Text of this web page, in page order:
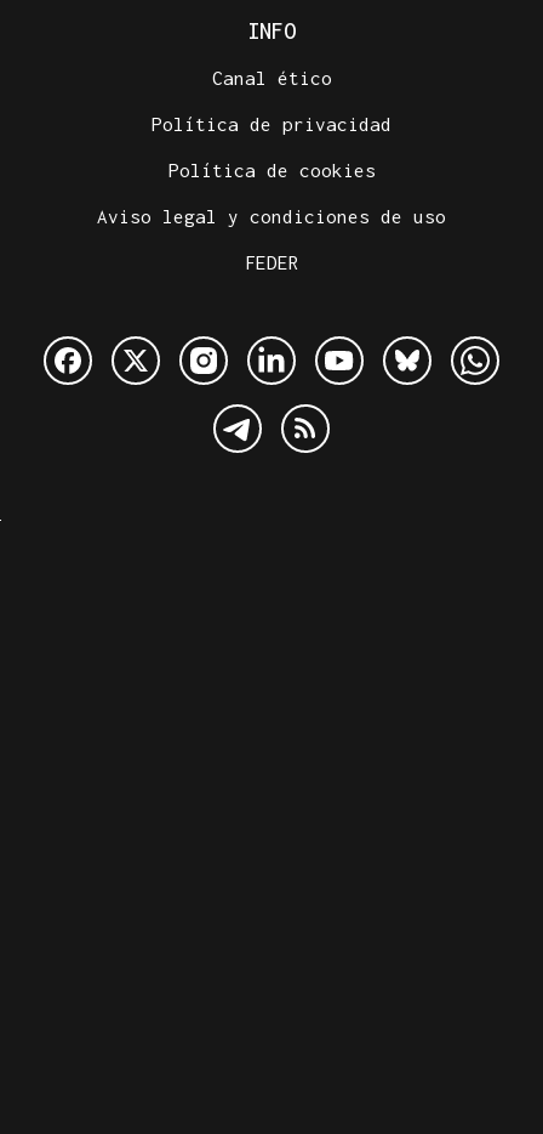
INFO
Canal ético
Política de privacidad
Política de cookies
Aviso legal y condiciones de uso
FEDER